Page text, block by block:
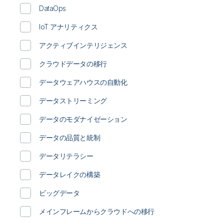
ビデオ
ホワイトペーパー
顧客事例
公共部門
医療
小売
消費者製品
生命科学
製造
輸送 / ロジスティクス
金融サービス
DataOps
IoT アナリティクス
アクティブインテリジェンス
クラウドデータの移行
データウェアハウスの自動化
データストリーミング
データのモダナイゼーション
データの品質と統制
データリテラシー
データレイクの構築
ビッグデータ
メインフレームからクラウドへの移行